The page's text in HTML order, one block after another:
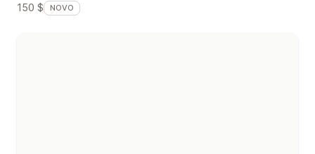
150 $
NOVO